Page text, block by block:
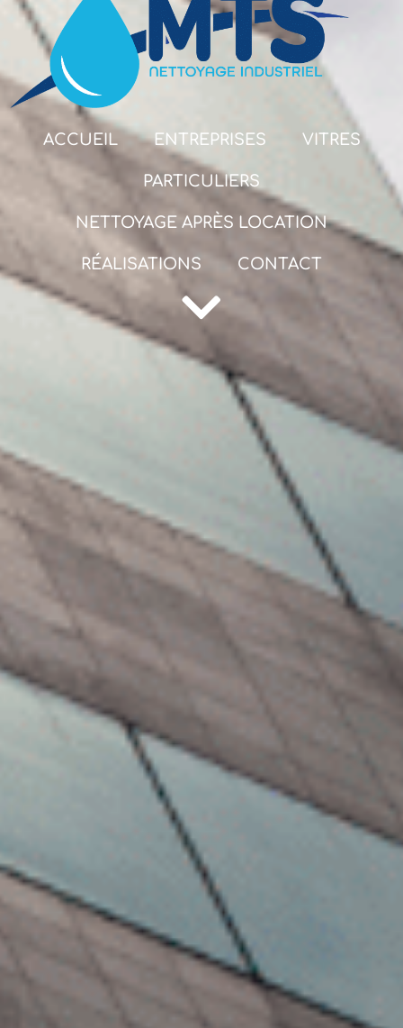
ACCUEIL ENTREPRISES VITRES
PARTICULIERS
NETTOYAGE APRÈS LOCATION
RÉALISATIONS CONTACT